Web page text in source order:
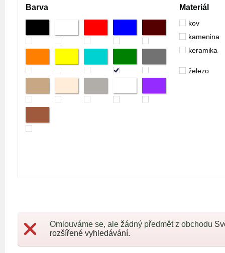
Barva Materiál
kov
kamenina
keramika
železo
Omlouváme se, ale žádný předmět z obchodu
rozšířené vyhledávání.